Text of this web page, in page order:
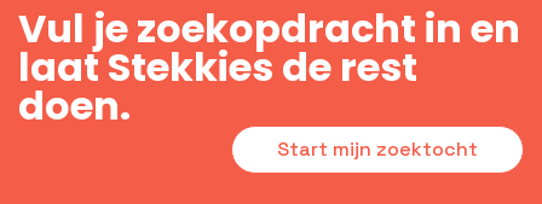
Vul je zoekopdracht in en
laat Stekkies de rest
doen.
Start mijn zoektocht